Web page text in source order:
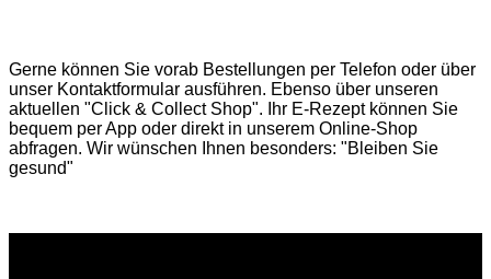
Gerne können Sie vorab Bestellungen per Telefon oder über
unser Kontaktformular ausführen. Ebenso über unseren
aktuellen "Click & Collect Shop". Ihr E-Rezept können Sie
bequem per App oder direkt in unserem Online-Shop
abfragen. Wir wünschen Ihnen besonders: "Bleiben Sie
gesund"